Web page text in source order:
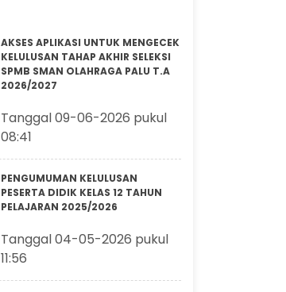
AKSES APLIKASI UNTUK MENGECEK
KELULUSAN TAHAP AKHIR SELEKSI
SPMB SMAN OLAHRAGA PALU T.A
2026/2027
Tanggal 09-06-2026 pukul
08:41
PENGUMUMAN KELULUSAN
PESERTA DIDIK KELAS 12 TAHUN
PELAJARAN 2025/2026
Tanggal 04-05-2026 pukul
11:56